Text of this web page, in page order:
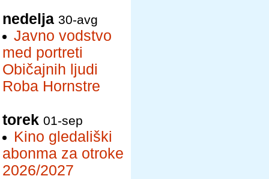
nedelja 30-avg
Javno vodstvo
med portreti
Običajnih ljudi
Roba Hornstre
torek 01-sep
Kino gledališki
abonma za otroke
2026/2027